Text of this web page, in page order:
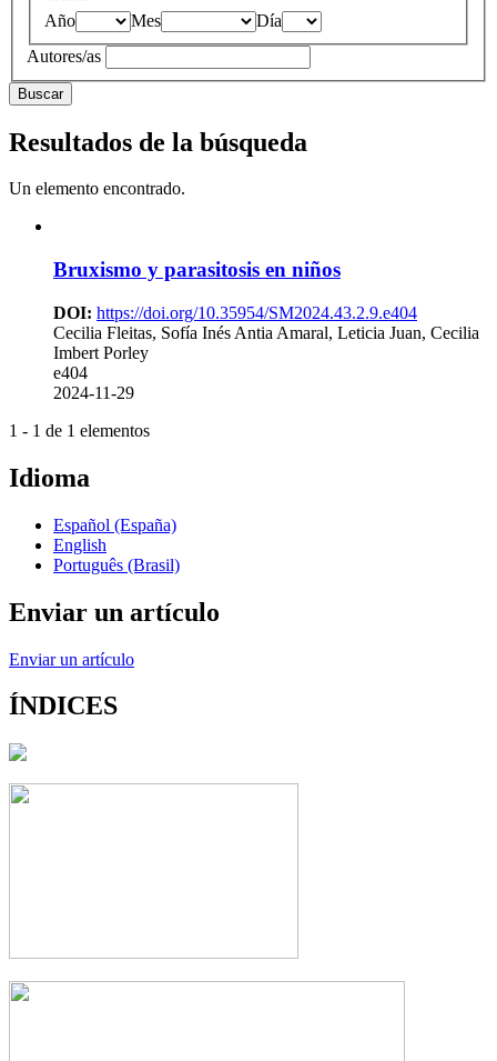
Año
Mes
Día
Autores/as
Buscar
Resultados de la búsqueda
Un elemento encontrado.
Bruxismo y parasitosis en niños
DOI: https://doi.org/10.35954/SM2024.43.2.9.e404
Cecilia Fleitas, Sofía Inés Antia Amaral, Leticia Juan, Cecilia
Imbert Porley
e404
2024-11-29
1 - 1 de 1 elementos
Idioma
Español (España)
English
Português (Brasil)
Enviar un artículo
Enviar un artículo
ÍNDICES